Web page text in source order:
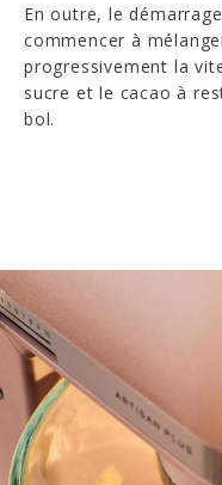
En outre, le
commencer à
progressivement la
sucre et le cacao à
bol.